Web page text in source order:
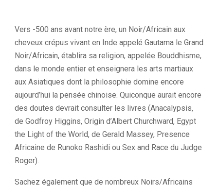
Vers -500 ans avant notre ère, un Noir/Africain aux
cheveux crépus vivant en Inde appelé Gautama le Grand
Noir/Africain, établira sa religion, appelée Bouddhisme,
dans le monde entier et enseignera les arts martiaux
aux Asiatiques dont la philosophie domine encore
aujourd’hui la pensée chinoise. Quiconque aurait encore
des doutes devrait consulter les livres (Anacalypsis,
de Godfroy Higgins, Origin d’Albert Churchward, Egypt
the Light of the World, de Gerald Massey, Presence
Africaine de Runoko Rashidi ou Sex and Race du Judge
Roger).
Sachez également que de nombreux Noirs/Africains